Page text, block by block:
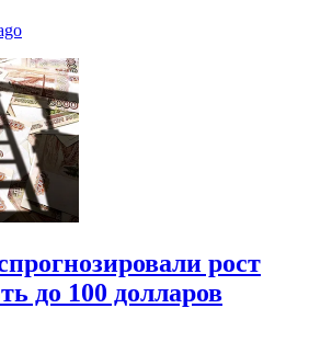
рост
до 100 долларов